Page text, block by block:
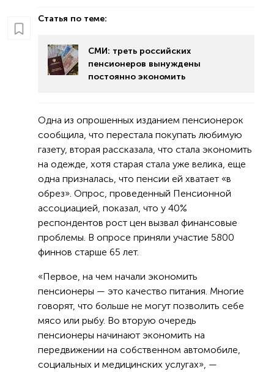
Статья по теме:
СМИ: треть российских
пенсионеров вынуждены
постоянно экономить
Одна из опрошенных изданием пенсионерок
сообщила, что перестала покупать любимую
газету, вторая рассказала, что стала экономить
на одежде, хотя старая стала уже велика, еще
одна призналась, что пенсии ей хватает «в
обрез». Опрос, проведенный Пенсионной
ассоциацией, показал, что у 40%
респондентов рост цен вызвал финансовые
проблемы. В опросе приняли участие 5800
финнов старше 65 лет.
«Первое, на чем начали экономить
пенсионеры — это качество питания. Многие
говорят, что больше не могут позволить себе
мясо или рыбу. Во вторую очередь
пенсионеры начинают экономить на
передвижении на собственном автомобиле,
социальных и медицинских услугах», —